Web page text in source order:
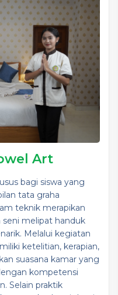
Art
bagi siswa yang
tata graha
teknik merapikan
melipat handuk
Melalui kegiatan
ketelitian, kerapian,
suasana kamar yang
kompetensi
Selain praktik